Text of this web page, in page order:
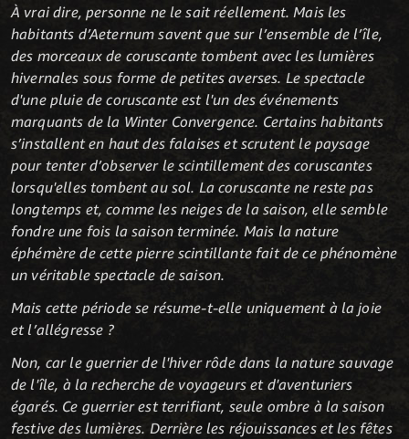
À vrai dire, personne ne le sait réellement. Mais les
habitants d’Aeternum savent que sur l’ensemble de l’île,
des morceaux de coruscante tombent avec les lumières
hivernales sous forme de petites averses. Le spectacle
d'une pluie de coruscante est l'un des événements
marquants de la Winter Convergence. Certains habitants
s’installent en haut des falaises et scrutent le paysage
pour tenter d’observer le scintillement des coruscantes
lorsqu'elles tombent au sol. La coruscante ne reste pas
longtemps et, comme les neiges de la saison, elle semble
fondre une fois la saison terminée. Mais la nature
éphémère de cette pierre scintillante fait de ce phénomène
un véritable spectacle de saison.
Mais cette période se résume-t-elle uniquement à la joie
et l’allégresse ?
Non, car le guerrier de l'hiver rôde dans la nature sauvage
de l'île, à la recherche de voyageurs et d'aventuriers
égarés. Ce guerrier est terrifiant, seule ombre à la saison
festive des lumières. Derrière les réjouissances et les fêtes